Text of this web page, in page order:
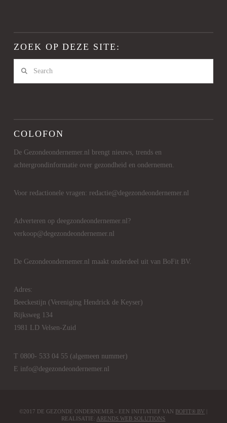
ZOEK OP DEZE SITE:
COLOFON
De Gezondeondernemer.nl brengt nieuws, trends en
achtergrondinformatie over gezondheid en ondernemen.
Voor redactionele vragen: redactie@degezondeondernemer.nl
Adverteren op deegzondeondernemer.nl?
verkoop@degezondeondernemer.nl
De Gezondeondernemer.nl maakt onderdeel uit van BoFit BV.
Adres:
Beeckestijn (Vereniging Hendrick de Keyser)
Rijksweg 134
1981 LD Velsen-Zuid
T 0800- 533 04 55 (algemeen nummer)
E info@degezondeondernemer.nl
©2017 DE GEZONDE ONDERNEMER - EEN INITIATIEF VAN BOFIT® BV
REALISATIE: ARENDS WEB SOLUTIONS